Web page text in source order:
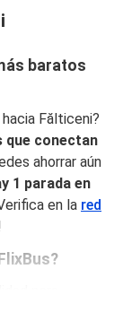
baratos
Fălticeni?
que conectan
ahorrar aún
1 parada en
en la red
sus pasajeros.